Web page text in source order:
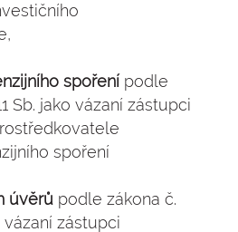
spoření podle
Sb. jako vázaní zástupci
spoření
úvěrů podle zákona č.
vázaní zástupci